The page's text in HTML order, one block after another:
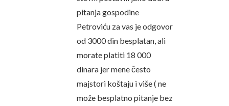
pitanja gospodine
Petroviću za vas je odgovor
od 3000 din besplatan, ali
morate platiti 18 000
dinara jer mene često
majstori koštaju i više ( ne
može besplatno pitanje bez